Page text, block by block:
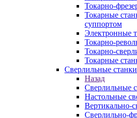
Токарно-
Токарные
суппортом
Электронные
Токарно-
Токарно-
Токарные
Сверлильные
Назад
Сверлильные
Настольные
Вертикально-
Сверлильно-